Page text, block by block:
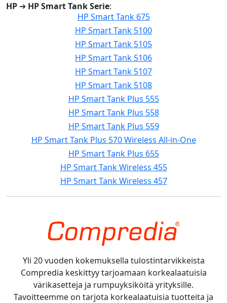
HP ➔ HP Smart Tank Serie:
HP Smart Tank 675
HP Smart Tank 5100
HP Smart Tank 5105
HP Smart Tank 5106
HP Smart Tank 5107
HP Smart Tank 5108
HP Smart Tank Plus 555
HP Smart Tank Plus 558
HP Smart Tank Plus 559
HP Smart Tank Plus 570 Wireless All-in-One
HP Smart Tank Plus 655
HP Smart Tank Wireless 455
HP Smart Tank Wireless 457
Yli 20 vuoden kokemuksella tulostintarvikkeista
Compredia keskittyy tarjoamaan korkealaatuisia
värikasetteja ja rumpuyksiköitä yrityksille.
Tavoitteemme on tarjota korkealaatuisia tuotteita ja